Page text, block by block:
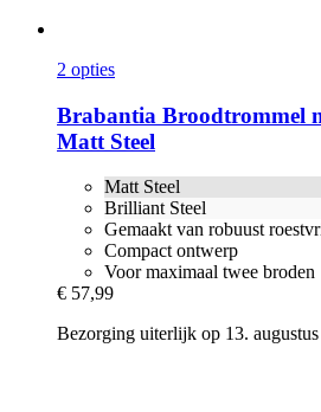
2 opties
Brabantia Broodtrommel
Matt Steel
Matt Steel
Brilliant Steel
Gemaakt van robuust
Compact ontwerp
Voor maximaal twee broden
€ 57,99
Bezorging uiterlijk op 13. augustus